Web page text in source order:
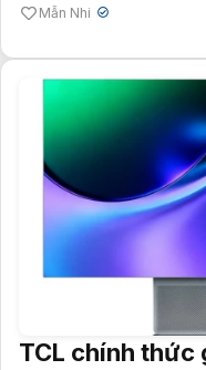
Mẫn Nhi ✔
TCL chính thức